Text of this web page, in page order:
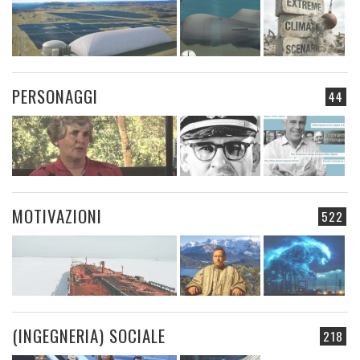
44
PERSONAGGI
522
MOTIVAZIONI
218
(INGEGNERIA) SOCIALE